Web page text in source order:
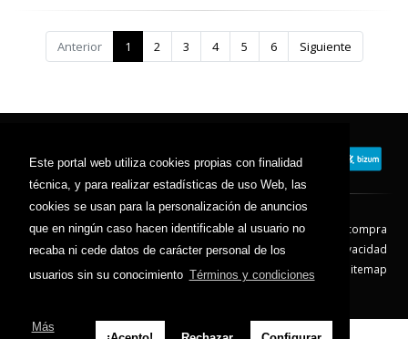
Este portal web utiliza cookies propias con finalidad
técnica, y para realizar estadísticas de uso Web, las
cookies se usan para la personalización de anuncios
que en ningún caso hacen identificable al usuario no
recaba ni cede datos de carácter personal de los
usuarios sin su conocimiento Términos y condiciones
Más
Anterior 1 2 3 4 5 6 Siguiente
Contacto Aviso Legal
Condiciones de compra
Política de envíos
Política de devolución
Política de Privacidad
Política de Cookies
Sitemap